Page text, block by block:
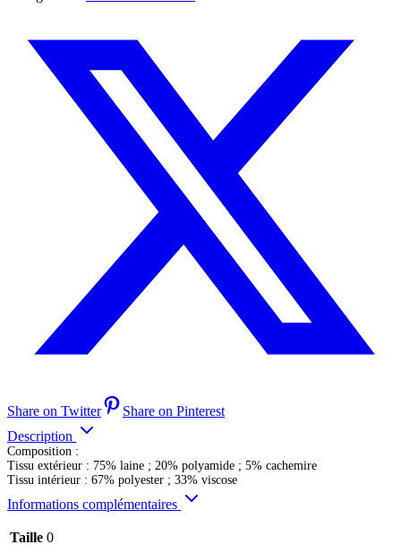
Share on Twitter
Share on Pinterest
Description
Composition :
Tissu extérieur : 75% laine ; 20% polyamide ; 5% cachemire
Tissu intérieur : 67% polyester ; 33% viscose
Informations complémentaires
Taille 0